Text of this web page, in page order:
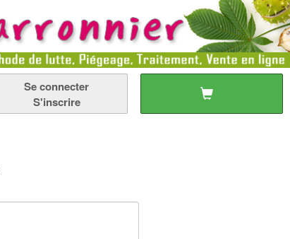
Se connecter
S'inscrire